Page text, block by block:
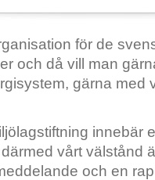
för de
och då vill man
gärna med
innebär
vårt välstånd
och en